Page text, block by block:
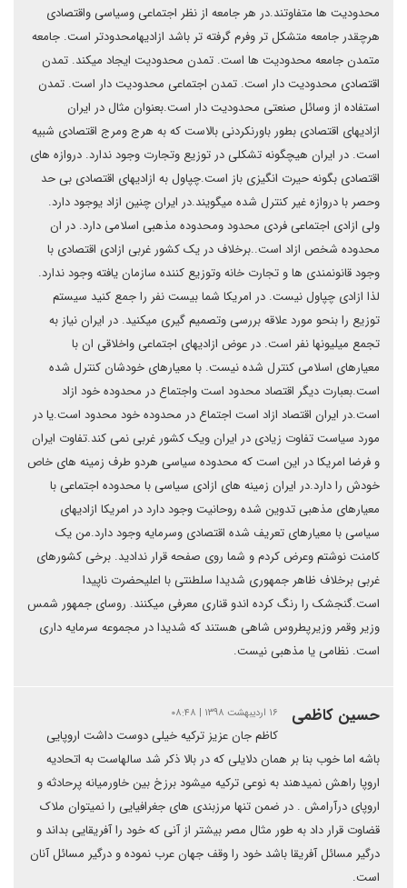
محدودیت ها متفاوتند.در هر جامعه از نظر اجتماعی وسیاسی واقتصادی
هرچقدر جامعه متشکل تر وفرم گرفته تر باشد ازادیهامحدودتر است. جامعه
متمدن جامعه محدودیت ها است. تمدن محدودیت ایجاد میکند. تمدن
اقتصادی محدودیت دار است. تمدن اجتماعی محدودیت دار است. تمدن
استفاده از وسائل صنعتی محدودیت دار است.بعنوان مثال در ایران
ازادیهای اقتصادی بطور باورنکردنی بالاست که به هرج ومرج اقتصادی شبیه
است. در ایران هیچگونه تشکلی در توزیع وتجارت وجود ندارد. دروازه های
اقتصادی بگونه حیرت انگیزی باز است.چپاول به ازادیهای اقتصادی بی حد
وحصر با دروازه غیر کنترل شده میگویند.در ایران چنین ازاد یوجود دارد.
ولی ازادی اجتماعی فردی محدود ومحدوده مذهبی اسلامی دارد. در ان
محدوده شخص ازاد است..برخلاف در یک کشور غربی ازادی اقتصادی با
وجود قانونمندی ها و تجارت خانه وتوزیع کننده سازمان یافته وجود ندارد.
لذا ازادی چپاول نیست. در امریکا شما بیست نفر را جمع کنید سیستم
توزیع را بنحو مورد علاقه بررسی وتصمیم گیری میکنید. در ایران نیاز به
تجمع میلیونها نفر است. در عوض ازادیهای اجتماعی واخلاقی ان با
معیارهای اسلامی کنترل شده نیست. با معیارهای خودشان کنترل شده
است.بعبارت دیگر اقتصاد محدود است واجتماع در محدوده خود ازاد
است.در ایران اقتصاد ازاد است اجتماع در محدوده خود محدود است.یا در
مورد سیاست تفاوت زیادی در ایران ویک کشور غربی نمی کند.تفاوت ایران
و فرضا امریکا در این است که محدوده سیاسی هردو طرف زمینه های خاص
خودش را دارد.در ایران زمینه های ازادی سیاسی با محدوده اجتماعی با
معیارهای مذهبی تدوین شده روحانیت وجود دارد در امریکا ازادیهای
سیاسی با معیارهای تعریف شده اقتصادی وسرمایه وجود دارد.من یک
کامنت نوشتم وعرض کردم و شما روی صفحه قرار ندادید. برخی کشورهای
غربی برخلاف ظاهر جمهوری شدیدا سلطنتی با اعلیحضرت ناپیدا
است.گنجشک را رنگ کرده اندو قناری معرفی میکنند. روسای جمهور شمس
وزیر وقمر وزیرپطروس شاهی هستند که شدیدا در مجموعه سرمایه داری
است. نظامی یا مذهبی نیست.
حسین کاظمی ۱۶ اردیبهشت ۱۳۹۸ | ۰۸:۴۸
کاظم جان عزیز ترکیه خیلی دوست داشت اروپایی
باشه اما خوب بنا بر همان دلایلی که در بالا ذکر شد سالهاست به اتحادیه
اروپا راهش نمیدهند به نوعی ترکیه میشود برزخ بین خاورمیانه پرحادثه و
اروپای درآرامش . در ضمن تنها مرزبندی های جغرافیایی را نمیتوان ملاک
قضاوت قرار داد به طور مثال مصر بیشتر از آنی که خود را آفریقایی بداند و
درگیر مسائل آفریقا باشد خود را وقف جهان عرب نموده و درگیر مسائل آنان
است.